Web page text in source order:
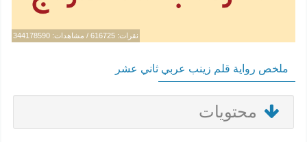
نقرات: 616725 / مشاهدات: 344178590
ملخص رواية قلم زينب عربي ثاني عشر
محتويات